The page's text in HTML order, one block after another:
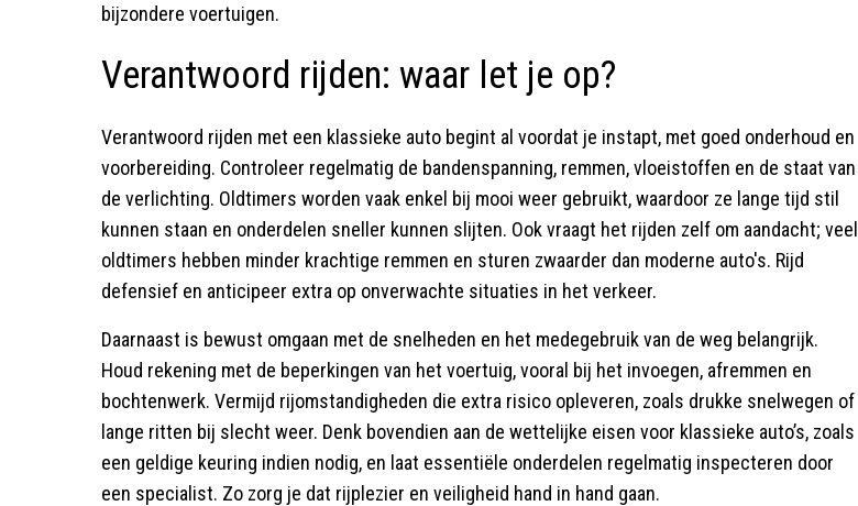
bijzondere voertuigen.
Verantwoord rijden: waar let je op?
Verantwoord rijden met een klassieke auto begint al voordat je instapt, met goed onderhoud en
voorbereiding. Controleer regelmatig de bandenspanning, remmen, vloeistoffen en de staat van
de verlichting. Oldtimers worden vaak enkel bij mooi weer gebruikt, waardoor ze lange tijd stil
kunnen staan en onderdelen sneller kunnen slijten. Ook vraagt het rijden zelf om aandacht; veel
oldtimers hebben minder krachtige remmen en sturen zwaarder dan moderne auto's. Rijd
defensief en anticipeer extra op onverwachte situaties in het verkeer.
Daarnaast is bewust omgaan met de snelheden en het medegebruik van de weg belangrijk.
Houd rekening met de beperkingen van het voertuig, vooral bij het invoegen, afremmen en
bochtenwerk. Vermijd rijomstandigheden die extra risico opleveren, zoals drukke snelwegen of
lange ritten bij slecht weer. Denk bovendien aan de wettelijke eisen voor klassieke auto’s, zoals
een geldige keuring indien nodig, en laat essentiële onderdelen regelmatig inspecteren door
een specialist. Zo zorg je dat rijplezier en veiligheid hand in hand gaan.